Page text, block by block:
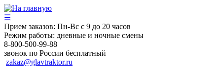
☰
Прием заказов: Пн-Вс с 9 до 20 часов
Режим работы: дневные и ночные смены
8-800-500-99-88
звонок по России бесплатный
zakaz@glavtraktor.ru